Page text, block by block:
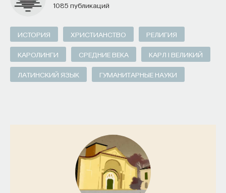
1085 публикаций
ИСТОРИЯ ХРИСТИАНСТВО РЕЛИГИЯ
КАРОЛИНГИ СРЕДНИЕ ВЕКА КАРЛ I ВЕЛИКИЙ
ЛАТИНСКИЙ ЯЗЫК ГУМАНИТАРНЫЕ НАУКИ